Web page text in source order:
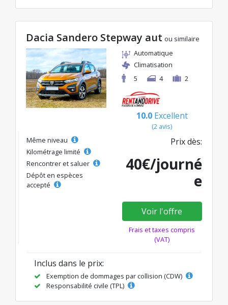
Dacia Sandero Stepway aut ou similaire
Automatique
Climatisation
5
4 2
10.0 Excellent
(2 avis)
Même niveau
Kilométrage limité
Rencontrer et saluer
Dépôt en espèces
accepté
Prix dès:
40€/journé
e
Voir l'offre
Frais et taxes compris
(VAT)
Inclus dans le prix:
Exemption de dommages par collision (CDW)
Responsabilité civile (TPL)